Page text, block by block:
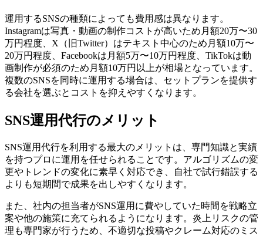
運用するSNSの種類によっても費用感は異なります。
Instagramは写真・動画の制作コストが高いため月額20万〜30
万円程度、X（旧Twitter）はテキスト中心のため月額10万〜
20万円程度、Facebookは月額5万〜10万円程度、TikTokは動
画制作が必須のため月額10万円以上が相場となっています。
複数のSNSを同時に運用する場合は、セットプランを提供す
る会社を選ぶとコストを抑えやすくなります。
SNS運用代行のメリット
SNS運用代行を利用する最大のメリットは、専門知識と実績
を持つプロに運用を任せられることです。アルゴリズムの変
更やトレンドの変化に素早く対応でき、自社で試行錯誤する
よりも短期間で成果を出しやすくなります。
また、社内の担当者がSNS運用に費やしていた時間を戦略立
案や他の施策に充てられるようになります。炎上リスクの管
理も専門家が行うため、不適切な投稿やクレーム対応のミス